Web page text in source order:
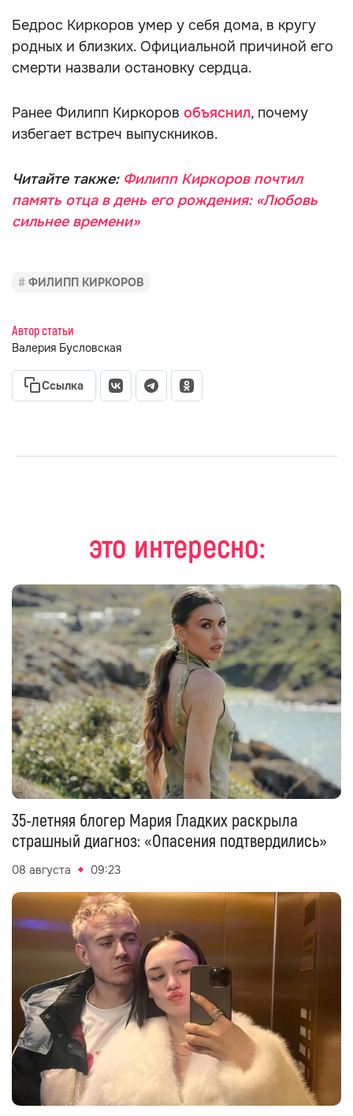
Бедрос Киркоров умер у себя дома, в кругу
родных и близких. Официальной причиной его
смерти назвали остановку сердца.
Ранее Филипп Киркоров объяснил, почему
избегает встреч выпускников.
Читайте также: Филипп Киркоров почтил
память отца в день его рождения: «Любовь
сильнее времени»
ФИЛИПП КИРКОРОВ
Автор статьи
Валерия Бусловская
Ссылка
это интересно:
35-летняя блогер Мария Гладких раскрыла
страшный диагноз: «Опасения подтвердились»
08 августа 09:23